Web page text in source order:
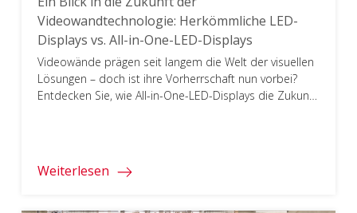
Videowandtechnologie: Herkömmliche LED-
Displays vs. All-in-One-LED-Displays​
Videowände prägen seit langem die Welt der visuellen
Lösungen – doch ist ihre Vorherrschaft nun vorbei?
Entdecken Sie, wie All-in-One-LED-Displays die Zukunft
Weiterlesen